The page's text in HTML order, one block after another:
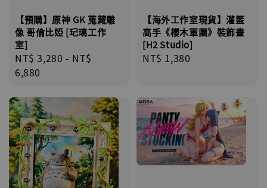
【預購】原神 GK 蒐藏雕
像 哥倫比婭 [玘璃工作
室]
Regular
price
NT$ 3,280 - NT$
6,880
【海外工作室現貨】灌籃
高手《櫻木軍團》裝飾畫
[H2 Studio]
Regular
NT$ 1,380